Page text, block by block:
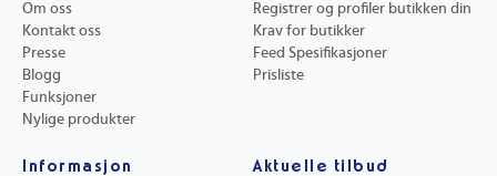
Om oss
Kontakt oss
Presse
Blogg
Funksjoner
Nylige produkter
Registrer og profiler butikken din
Krav for butikker
Feed Spesifikasjoner
Prisliste
Informasjon Aktuelle tilbud